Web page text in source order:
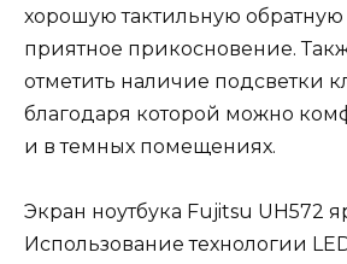
хорошую тактильную обратную
приятное прикосновение.
отметить наличие подсветки
благодаря которой можно
и в темных помещениях.
Экран ноутбука Fujitsu UH572
Использование технологии